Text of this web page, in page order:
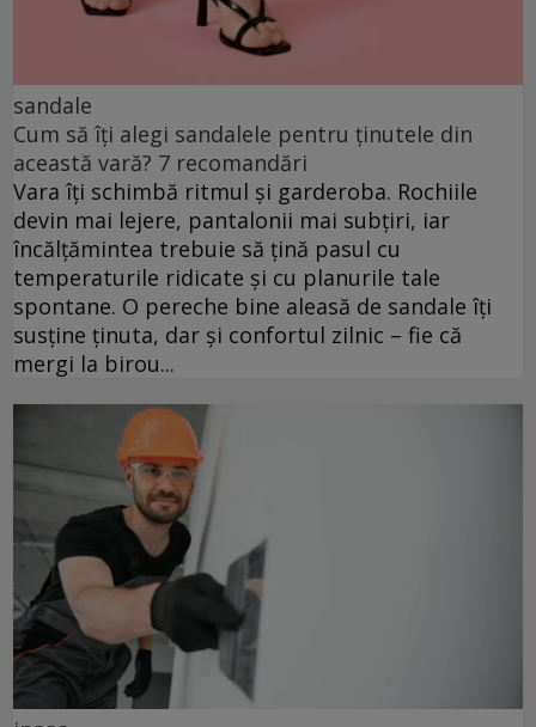
sandale
Cum să îți alegi sandalele pentru ținutele din
această vară? 7 recomandări
Vara îți schimbă ritmul și garderoba. Rochiile
devin mai lejere, pantalonii mai subțiri, iar
încălțămintea trebuie să țină pasul cu
temperaturile ridicate și cu planurile tale
spontane. O pereche bine aleasă de sandale îți
susține ținuta, dar și confortul zilnic – fie că
mergi la birou...